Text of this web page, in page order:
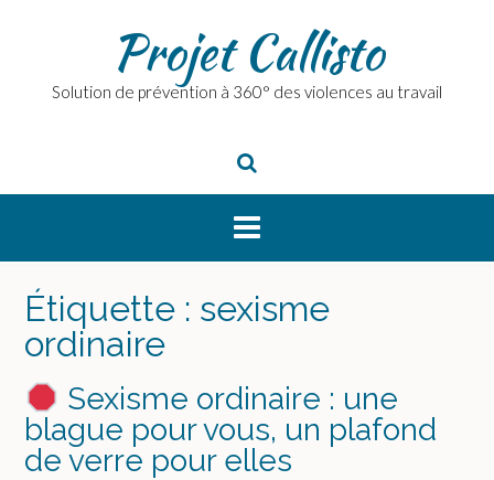
Projet Callisto
Solution de prévention à 360° des violences au travail
Étiquette : sexisme
ordinaire
Sexisme ordinaire : une
blague pour vous, un plafond
de verre pour elles